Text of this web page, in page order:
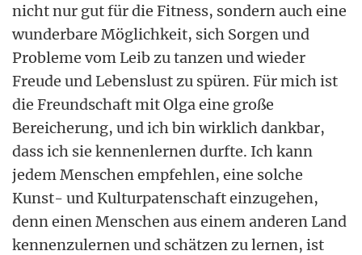
nicht nur gut für die Fitness, sondern auch eine
wunderbare Möglichkeit, sich Sorgen und
Probleme vom Leib zu tanzen und wieder
Freude und Lebenslust zu spüren. Für mich ist
die Freundschaft mit Olga eine große
Bereicherung, und ich bin wirklich dankbar,
dass ich sie kennenlernen durfte. Ich kann
jedem Menschen empfehlen, eine solche
Kunst- und Kulturpatenschaft einzugehen,
denn einen Menschen aus einem anderen Land
kennenzulernen und schätzen zu lernen, ist